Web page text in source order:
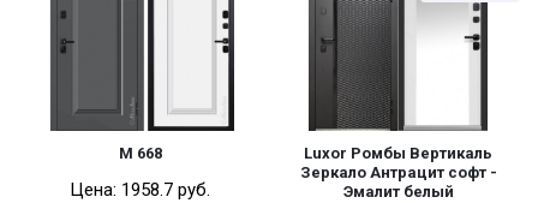
М 668
Цена: 1958.7 pуб.
Luxor Ромбы Вертикаль
Зеркало Антрацит софт -
Эмалит белый